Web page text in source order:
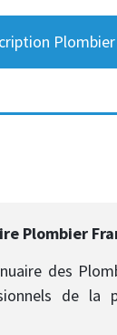
Plombier
Plombier
des
de la